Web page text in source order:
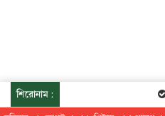
শিরোনাম: